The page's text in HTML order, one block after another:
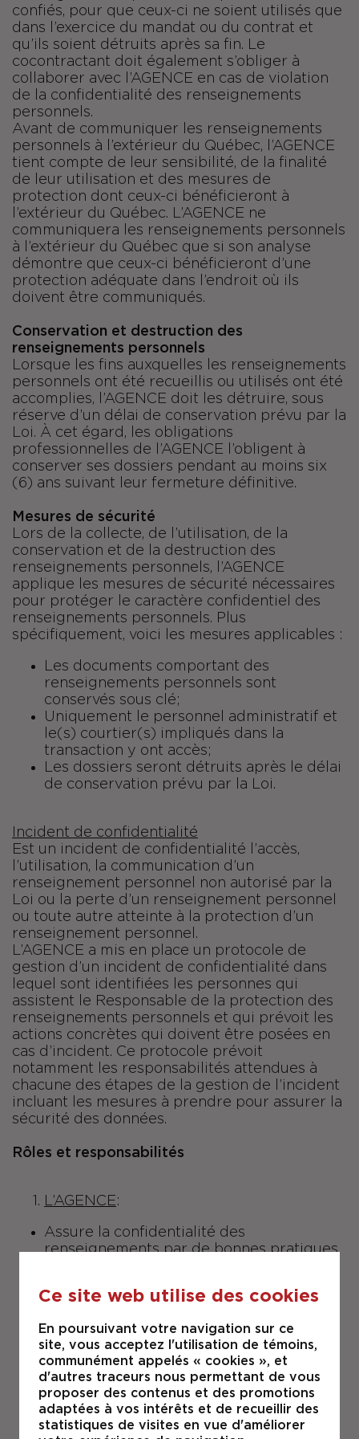
confiés, pour que ceux-ci ne soient utilisés que
dans l’exercice du mandat ou du contrat et
qu’ils soient détruits après sa fin. Le
cocontractant doit également s’obliger à
collaborer avec l’AGENCE en cas de violation
de la confidentialité des renseignements
personnels.
Avant de communiquer les renseignements
personnels à l’extérieur du Québec, l’AGENCE
tient compte de leur sensibilité, de la finalité
de leur utilisation et des mesures de
protection dont ceux-ci bénéficieront à
l’extérieur du Québec. L’AGENCE ne
communiquera les renseignements personnels
à l’extérieur du Québec que si son analyse
démontre que ceux-ci bénéficieront d’une
protection adéquate dans l’endroit où ils
doivent être communiqués.
Conservation et destruction des
renseignements personnels
Lorsque les fins auxquelles les renseignements
personnels ont été recueillis ou utilisés ont été
accomplies, l’AGENCE doit les détruire, sous
réserve d’un délai de conservation prévu par la
Loi. À cet égard, les obligations
professionnelles de l’AGENCE l’obligent à
conserver ses dossiers pendant au moins six
(6) ans suivant leur fermeture définitive.
Mesures de sécurité
Lors de la collecte, de l’utilisation, de la
conservation et de la destruction des
renseignements personnels, l’AGENCE
applique les mesures de sécurité nécessaires
pour protéger le caractère confidentiel des
renseignements personnels. Plus
spécifiquement, voici les mesures applicables :
Les documents comportant des
renseignements personnels sont
conservés sous clé;
Uniquement le personnel administratif et
le(s) courtier(s) impliqués dans la
transaction y ont accès;
Les dossiers seront détruits après le délai
de conservation prévu par la Loi.
Incident de confidentialité
Est un incident de confidentialité l’accès,
l’utilisation, la communication d’un
renseignement personnel non autorisé par la
Loi ou la perte d’un renseignement personnel
ou toute autre atteinte à la protection d’un
renseignement personnel.
L’AGENCE a mis en place un protocole de
gestion d’un incident de confidentialité dans
lequel sont identifiées les personnes qui
assistent le Responsable de la protection des
renseignements personnels et qui prévoit les
actions concrètes qui doivent être posées en
cas d’incident. Ce protocole prévoit
notamment les responsabilités attendues à
chacune des étapes de la gestion de l’incident
incluant les mesures à prendre pour assurer la
sécurité des données.
Rôles et responsabilités
L’AGENCE:
Assure la confidentialité des
renseignements par de bonnes pratiques
directives, des formations et des
relatives à la collecte, à l’usage, au
stockage, à la modification, à la
consultation, à la communication et à la
destruction permise des renseignements
personnels.
Ce site web utilise des cookies
En poursuivant votre navigation sur ce
site, vous acceptez l'utilisation de témoins,
communément appelés « cookies », et
d'autres traceurs nous permettant de vous
proposer des contenus et des promotions
adaptées à vos intérêts et de recueillir des
statistiques de visites en vue d'améliorer